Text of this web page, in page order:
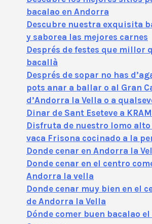
bacalao en Andorra
Descubre nuestra exquisita
y saborea las mejores carnes
Després de festes que millor
bacallà
Després de sopar no has
pots anar a ballar o al Gran
d’Andorra la Vella o a
Dinar de Sant Eseteve a KRAM
Disfruta de nuestro lomo alto
vaca Frisona cocinado a la
Donde cenar en Andorra la
Donde cenar en el centro
Andorra la vella
Donde cenar muy bien en el
de Andorra la Vella
Dónde comer buen bacalao el